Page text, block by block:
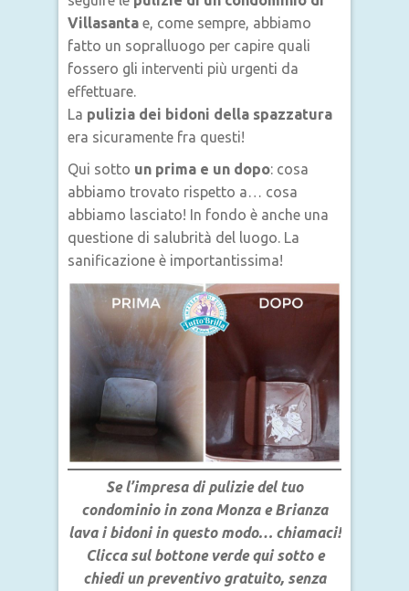
Villasanta e, come sempre, abbiamo
fatto un sopralluogo per capire quali
fossero gli interventi più urgenti da
effettuare.
La pulizia dei bidoni della spazzatura
era sicuramente fra questi!
Qui sotto un prima e un dopo: cosa
abbiamo trovato rispetto a… cosa
abbiamo lasciato! In fondo è anche una
questione di salubrità del luogo. La
sanificazione è importantissima!
Se l’impresa di pulizie del tuo
condominio in zona Monza e Brianza
lava i bidoni in questo modo… chiamaci!
Clicca sul bottone verde qui sotto e
chiedi un preventivo gratuito, senza